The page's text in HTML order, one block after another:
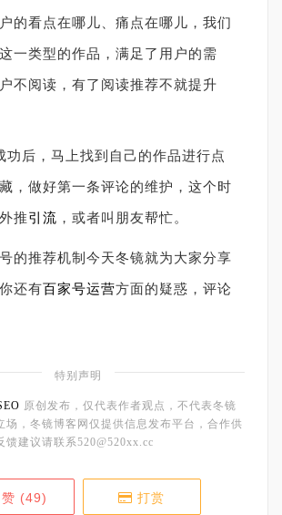
的看点在哪儿、痛点在哪儿，我们
一类型的作品，满足了用户的需
不阅读，有了阅读推荐不就提升
功后，马上找到自己的作品进行点
，做好第一条评论的维护，这个时
推引流 ，或者叫朋友帮忙。
的推荐机制今天冬镜就为大家分享
还有百家号运营方面的疑惑，评论
特别声明
原创发布，仅代表作者观点，不代表冬镜
场，冬镜博客网仅提供信息发布平台，合作供
馈建议请联系520@520xx.cc
赞 (49) 打赏